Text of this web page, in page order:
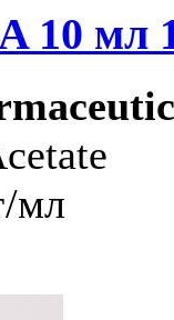
10 мл
мл